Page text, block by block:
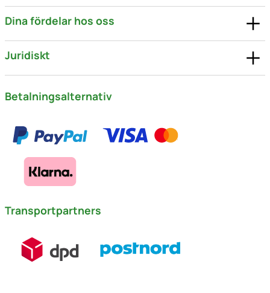
Dina fördelar hos oss
Juridiskt
Betalningsalternativ
Transportpartners